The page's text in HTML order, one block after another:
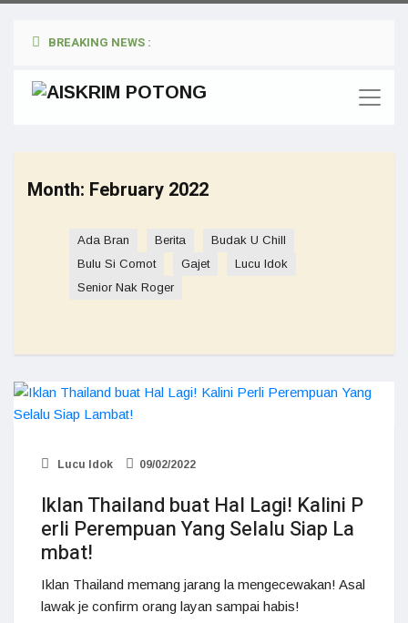
BREAKING NEWS :
Month: February 2022
Ada Bran Berita
Budak U Chill
Bulu Si Comot
Gajet
Lucu Idok
Senior Nak Roger
Lucu Idok 09/02/2022
Iklan Thailand buat Hal Lagi! Kalini P
erli Perempuan Yang Selalu Siap La
mbat!
Iklan Thailand memang jarang la mengecewakan! Asal
lawak je confirm orang layan sampai habis!